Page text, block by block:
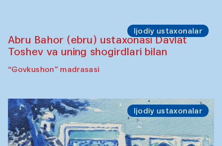
Ijodiy ustaxonalar
Abru Bahor (ebru) ustaxonasi Davlat
Toshev va uning shogirdlari bilan
“Govkushon” madrasasi
Ijodiy ustaxonalar